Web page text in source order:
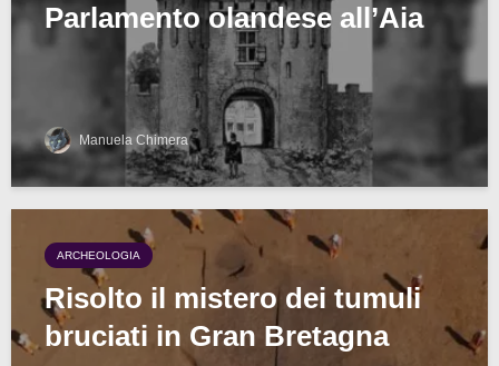
Parlamento olandese all’Aia
Manuela Chimera
ARCHEOLOGIA
Risolto il mistero dei tumuli
bruciati in Gran Bretagna